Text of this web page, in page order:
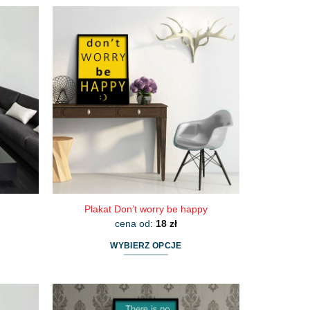
wiele
wariantów.
można
wybrać
stronie
produktu
Plakat Don’t worry be happy
cena od: 18 zł
WYBIERZ OPCJE
ma